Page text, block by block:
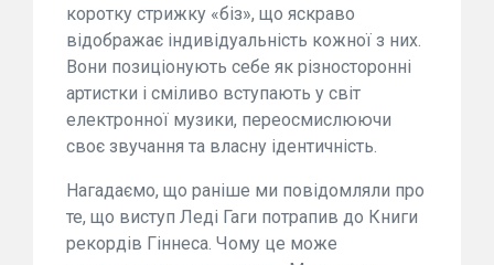
коротку стрижку «біз», що яскраво
відображає індивідуальність кожної з них.
Вони позиціонують себе як різносторонні
артистки і сміливо вступають у світ
електронної музики, переосмислюючи
своє звучання та власну ідентичність.
Нагадаємо, що раніше ми повідомляли про
те, що виступ Леді Гаги потрапив до Книги
рекордів Гіннеса. Чому це може